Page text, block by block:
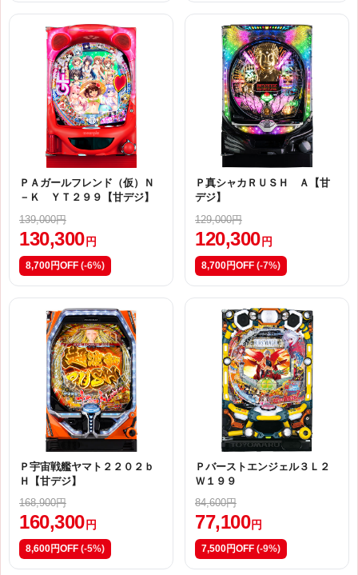
ＰＡガールフレンド（仮）Ｎ
－Ｋ ＹＴ２９９【甘デジ】
139,000円
130,300円
8,700円OFF (-6%)
Ｐ真シャカＲＵＳＨ Ａ【甘
デジ】
129,000円
120,300円
8,700円OFF (-7%)
Ｐ宇宙戦艦ヤマト２２０２ｂ
Ｈ【甘デジ】
168,900円
160,300 円
8,600円OFF (-5%)
Ｐバーストエンジェル３Ｌ２
Ｗ１９９
84,600円
77,100 円
7,500円OFF (-9%)